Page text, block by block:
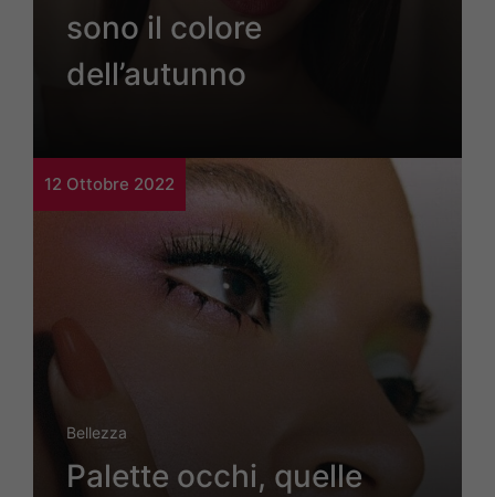
sono il colore
dell’autunno
12 Ottobre 2022
Bellezza
Palette occhi, quelle